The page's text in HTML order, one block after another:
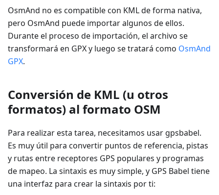
OsmAnd no es compatible con KML de forma nativa,
pero OsmAnd puede importar algunos de ellos.
Durante el proceso de importación, el archivo se
transformará en GPX y luego se tratará como OsmAnd
GPX.
Conversión de KML (u otros
formatos) al formato OSM
Para realizar esta tarea, necesitamos usar gpsbabel.
Es muy útil para convertir puntos de referencia, pistas
y rutas entre receptores GPS populares y programas
de mapeo. La sintaxis es muy simple, y GPS Babel tiene
una interfaz para crear la sintaxis por ti: